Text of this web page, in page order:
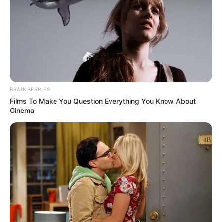
ΣΟΚ: Γυναίκα έπεσε από την υψηλή γέφυρα
Ακολουθήστε το evianews.com στο
ΤΑ ΠΙΟ ΔΗΜΟΦΙΛΗ
BRAINBERRIES
Films To Make You Question Everything You Know About
Cinema